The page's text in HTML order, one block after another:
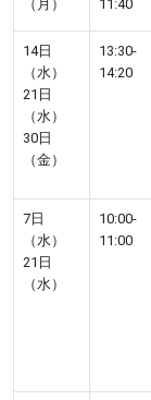
（月）
11:40
14日
（水）
21日
（水）
30日
（金）
13:30-
14:20
7日
（水）
21日
（水）
10:00-
11:00